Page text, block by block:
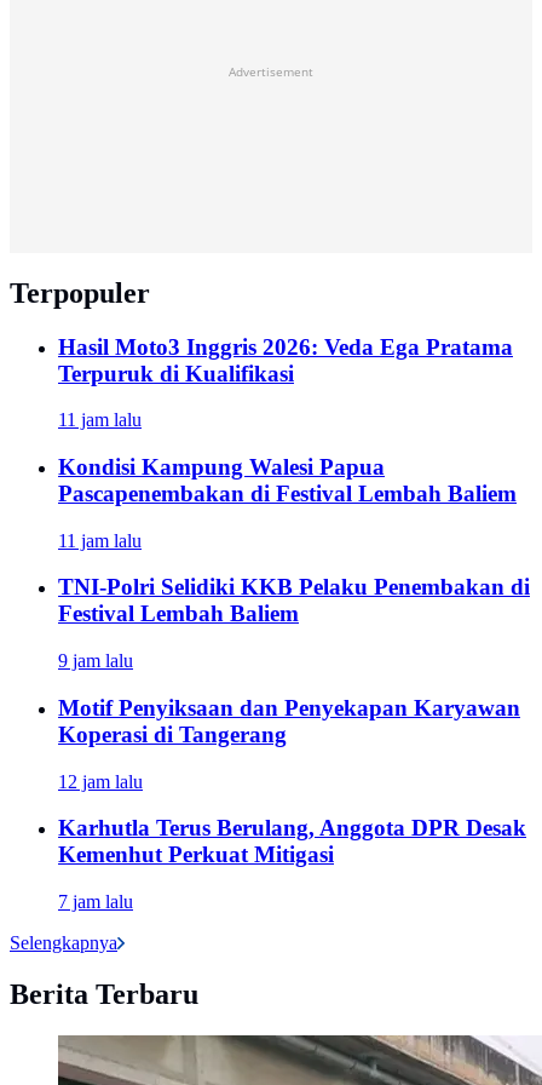
Advertisement
Terpopuler
Hasil Moto3 Inggris 2026: Veda Ega Pratama
Terpuruk di Kualifikasi
11 jam lalu
Kondisi Kampung Walesi Papua
Pascapenembakan di Festival Lembah Baliem
11 jam lalu
TNI-Polri Selidiki KKB Pelaku Penembakan di
Festival Lembah Baliem
9 jam lalu
Motif Penyiksaan dan Penyekapan Karyawan
Koperasi di Tangerang
12 jam lalu
Karhutla Terus Berulang, Anggota DPR Desak
Kemenhut Perkuat Mitigasi
7 jam lalu
Selengkapnya
Berita Terbaru